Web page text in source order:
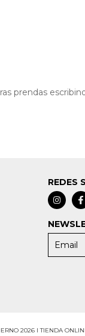
prendas
REDES
2026 I TIENDA